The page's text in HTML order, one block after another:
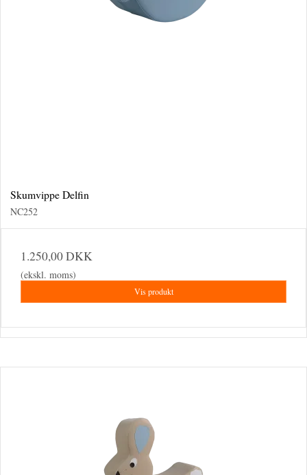
Skumvippe Delfin
NC252
1.250,00 DKK
(ekskl. moms)
Vis produkt